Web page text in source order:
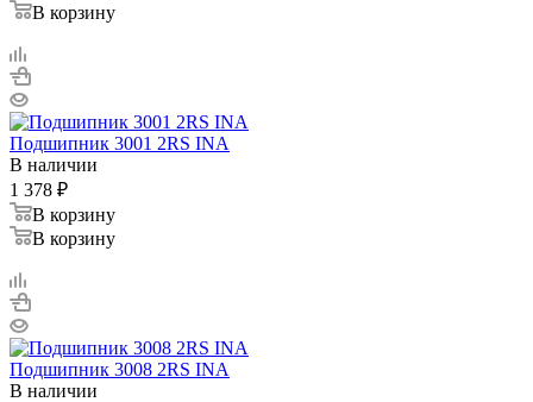
В корзину
Подшипник 3001 2RS INA
В наличии
1 378 ₽
В корзину
В корзину
Подшипник 3008 2RS INA
В наличии